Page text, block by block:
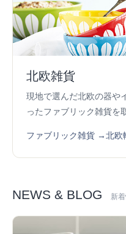
北欧雑貨
現地で選んだ北欧の器や
ったファブリック雑貨を
ファブリック雑貨 →北欧
NEWS & BLOG 新